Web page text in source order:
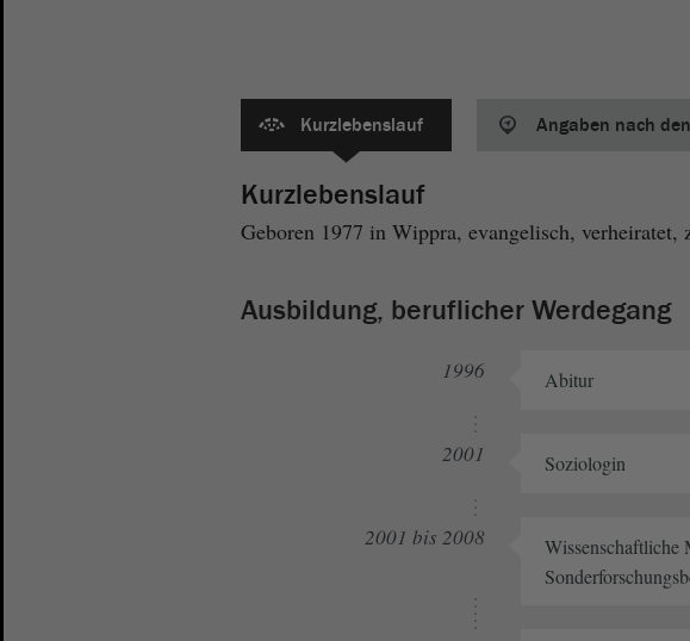
Kurzlebenslauf Angaben nach
Kurzlebenslauf
Geboren 1977 in Wippra, evangelisch,
Ausbildung, beruflicher Werdegang
1996 Abitur
2001 Soziologin
2001 bis 2008
Wissenschaftliche